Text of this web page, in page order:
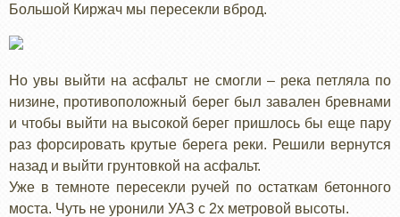
Большой Киржач мы пересекли вброд.
Но увы выйти на асфальт не смогли – река петляла по
низине, противоположный берег был завален бревнами
и чтобы выйти на высокой берег пришлось бы еще пару
раз форсировать крутые берега реки. Решили вернутся
назад и выйти грунтовкой на асфальт.
Уже в темноте пересекли ручей по остаткам бетонного
моста. Чуть не уронили УАЗ с 2х метровой высоты.